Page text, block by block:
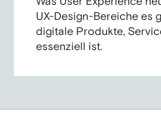
UX-Design-Bereiche es
digitale Produkte,
essenziell ist.